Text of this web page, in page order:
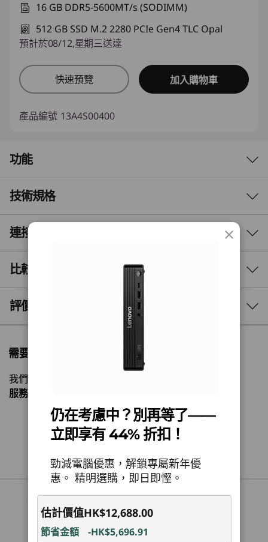
仍在考慮中？別再等了——
立即享有 44% 折扣！
勁減電腦優惠，解鎖專屬新年優
惠。 精明選購，即日即慳。
估計價值HK$12,688.00
節省金額 -HK$5,696.91
16 GB DDR5-5600MT/s (SODIMM)
512 GB SSD M.2 2280 PCIe Gen4 TLC Opal
預計於08/12,星期三送達
快速預覽 加入購物車
產品編號 13A4S00400
功能
螢幕為可選購項目並需另行購買。
AI 輔助效能
程注入動力。它配備 Intel®Core™ Ultra 處理器及
技術，提供安全性和 IT 管理能力。
Lenovo AI Now 提供 AI 加速功能，而 AI Turbo
Engine 則在 CPU、GPU 和 NPU 之間分配工作負
速度。
技術規格
Performance
Processor
Core™ Ultra 7 processor on the Intel
vPro
35W thermal design power (TDP) available
Windows 11 Pro — Lenovo recommends Windows 11
Pro for business
Windows 11 Home
Windows 11 IoT Enterprise LTSC 2024
Ubuntu Linux®
Neural Processing Unit (NPU)
Integrated Intel®AI Boost, up to 13 trillion operations
per second (TOPS) AI performance
Optional: Discrete M.2 NPU Card with up to 30 TOPS AI
performance
連接埠與插槽
Power button
USB-A (USB 10Gbps), supports 5V@2.1A charging
USB-A (USB 10Gbps)
比較相似產品
3 Similiar products selected
記憶體
目前正在瀏覽
ThinkCentre
M70q Gen 6
Intel Tiny PC
(16)
ThinkCentre
M75q Gen 5
Tiny (AMD)
(143)
評價與評論
需要購物方面的協助嗎?
我們專業銷售員隨時為您提供幫助。
服務時間
聯繫客服！
Convenient Payment Options